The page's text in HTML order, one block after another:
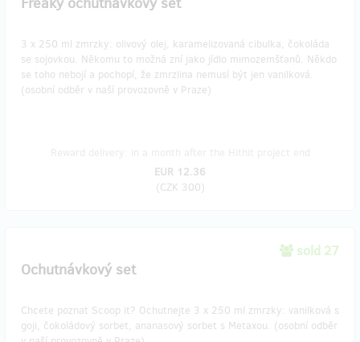
3 x 250 ml zmrzky: olivový olej, karamelizovaná cibulka, čokoláda
se sojovkou. Někomu to možná zní jako jídlo mimozemšťanů. Někdo
se toho nebojí a pochopí, že zmrzlina nemusí být jen vanilková.
(osobní odběr v naší provozovně v Praze)
EUR 12.36
(CZK 300)
sold 27
Ochutnávkový set
Chcete poznat Scoop it? Ochutnejte 3 x 250 ml zmrzky: vanilková s
goji, čokoládový sorbet, ananasový sorbet s Metaxou. (osobní odběr